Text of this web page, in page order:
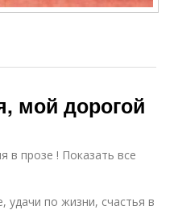
мой дорогой
в прозе ! Показать все
удачи по жизни, счастья в